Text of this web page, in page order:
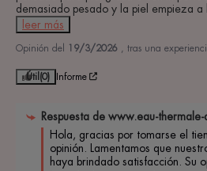
demasiado pesado y la piel empieza a
leer más
Opinión del 19/3/2026 , tras una
Útil (0) Informe
Respuesta de www.eau-thermale-
Hola, gracias por tomarse el
opinión. Lamentamos que
haya brindado satisfacción. Su